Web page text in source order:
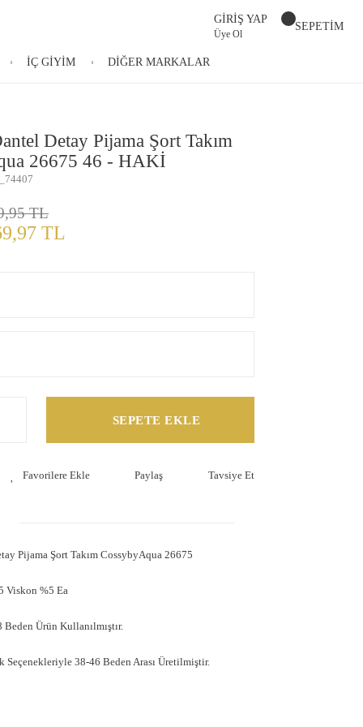
GİRİŞ YAP
Üye Ol
SEPETİM
İÇ GİYİM DİĞER MARKALAR
Detay Pijama Şort Takım
26675 46 - HAKİ
TL
TL
SEPETE EKLE
Paylaş Tavsiye Et
Pijama Şort Takım CossybyAqua 26675
Viskon %5 Ea
Ürün Kullanılmıştır.
Seçenekleriyle 38-46 Beden Arası Üretilmiştir.